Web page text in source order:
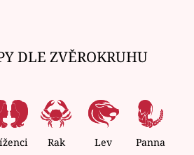
DLE ZVĚROKRUHU
Rak Lev Panna